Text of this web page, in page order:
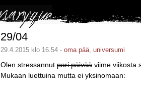
29/04
29.4.2015 klo 16.54 - oma pää, universumi
Olen stressannut pari päivää viime viikosta
Mukaan luettuina mutta ei yksinomaan: